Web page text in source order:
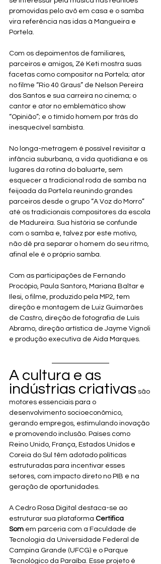
promovidas pelo avô em casa e o samba
vira referência nas idas à Mangueira e
Portela.
Com os depoimentos de familiares,
parceiros e amigos, Zé Keti mostra suas
facetas como compositor na Portela; ator
no filme “Rio 40 Graus” de Nelson Pereira
dos Santos e sua carreira no cinema; o
cantor e ator no emblemático show
“Opinião”; e o tímido homem por trás do
inesquecível sambista.
No longa-metragem é possível revisitar a
infância suburbana, a vida quotidiana e os
lugares da rotina do baluarte, sem
esquecer a tradicional roda de samba na
feijoada da Portela reunindo grandes
parceiros desde o grupo “A Voz do Morro”
até os tradicionais compositores da escola
de Madureira. Sua história se confunde
com o samba e, talvez por este motivo,
não dê pra separar o homem do seu ritmo,
afinal ele é o próprio samba.
Com as participações de Fernando
Procópio, Paula Santoro, Mariana Baltar e
Ilesi, o filme, produzido pela MP2, tem
direção e montagem de Luiz Guimarães
de Castro, direção de fotografia de Luís
Abramo, direção artística de Jayme Vignoli
e produção executiva de Aida Marques.
A cultura e as
indústrias criativas são
motores essenciais para o
desenvolvimento socioeconômico,
gerando empregos, estimulando inovação
e promovendo inclusão. Países como
Reino Unido, França, Estados Unidos e
Coreia do Sul têm adotado políticas
estruturadas para incentivar esses
setores, com impacto direto no PIB e na
geração de oportunidades.
A Cedro Rosa Digital destaca-se ao
estruturar sua plataforma Certifica
Som em parceria com a Faculdade de
Tecnologia da Universidade Federal de
Campina Grande (UFCG) e o Parque
Tecnológico da Paraíba. Esse projeto é